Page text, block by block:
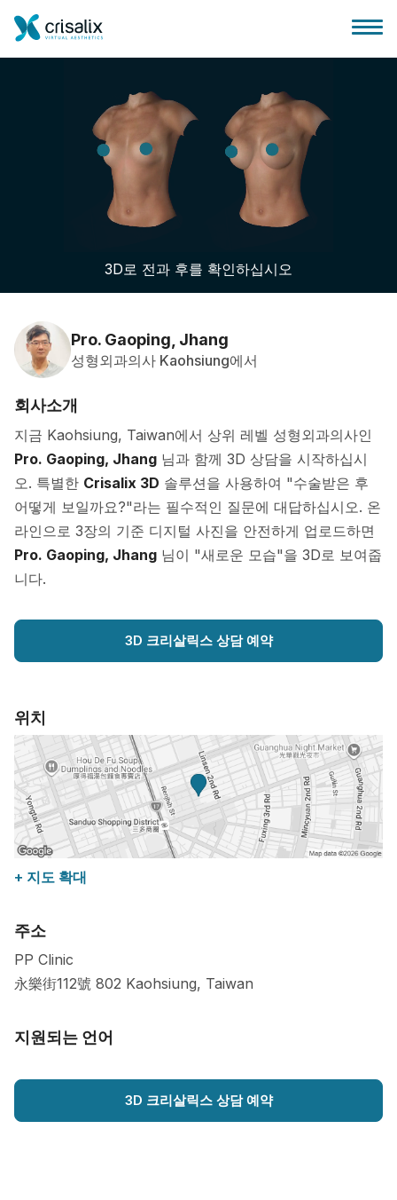
3D 비즈니스 플랫폼
환자 후기
3D로 전과 후를 확인하십시오
Pro. Gaoping, Jhang
성형외과의사 Kaohsiung에서
회사소개
지금 Kaohsiung, Taiwan에서 상위 레벨 성형외과의사인
Pro. Gaoping, Jhang 님과 함께 3D 상담을 시작하십시
오. 특별한 Crisalix 3D 솔루션을 사용하여 "수술받은 후
어떻게 보일까요?"라는 필수적인 질문에 대답하십시오. 온
라인으로 3장의 기준 디지털 사진을 안전하게 업로드하면
Pro. Gaoping, Jhang 님이 "새로운 모습"을 3D로 보여줍
니다.
3D 크리살릭스 상담 예약
위치
+ 지도 확대
주소
PP Clinic
永樂街112號 802 Kaohsiung, Taiwan
지원되는 언어
3D 크리살릭스 상담 예약